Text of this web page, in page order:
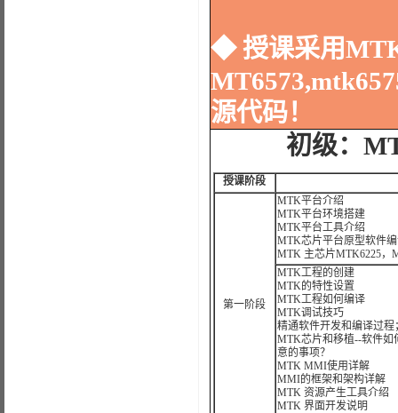
◆ 授课采用
源代码！
初级：
授课阶段
第一阶段
MTK平台介绍
MTK平台环境搭建
MTK平台工具介绍
MTK芯片平台原型软件
MTK 主芯片MTK6225，
MTK工程的创建
MTK的特性设置
MTK工程如何编译
MTK调试技巧
精通软件开发和编译过程
MTK芯片和移植--软件如
意的事项？
MTK MMI使用详解
MMI的框架和架构详解
MTK 资源产生工具介绍
MTK 界面开发说明